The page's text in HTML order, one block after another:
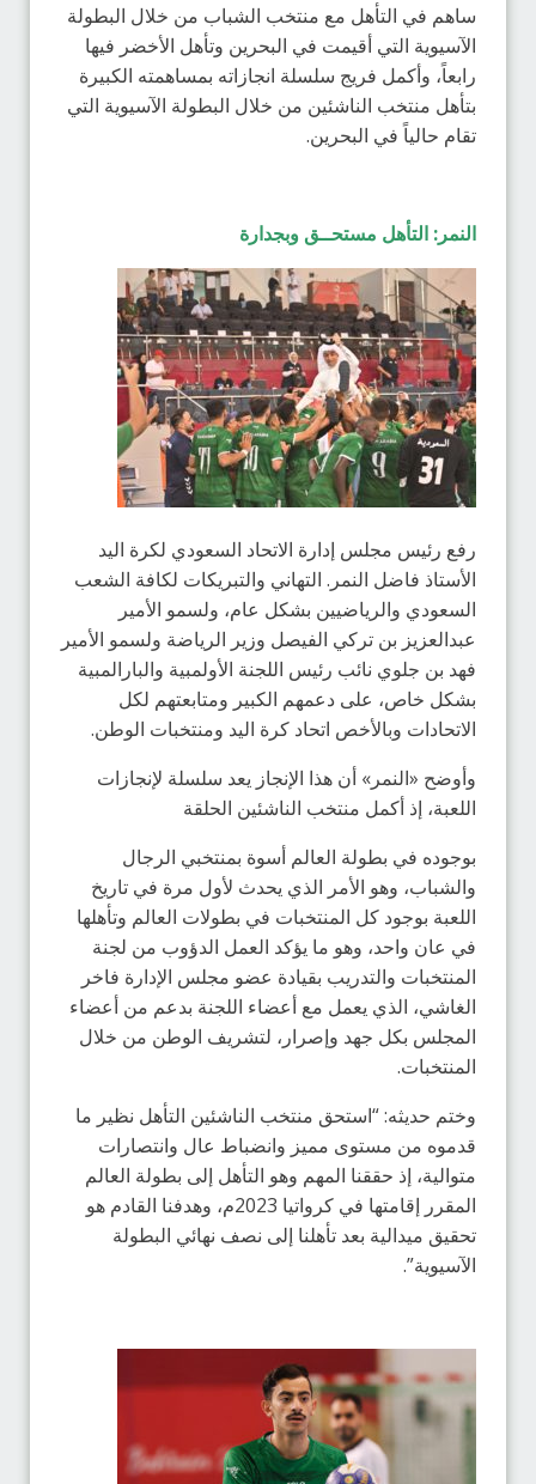
ساهم في التأهل مع منتخب الشباب من خلال البطولة
الآسيوية التي أقيمت في البحرين وتأهل الأخضر فيها
رابعاً، وأكمل فريج سلسلة انجازاته بمساهمته الكبيرة
بتأهل منتخب الناشئين من خلال البطولة الآسيوية التي
تقام حالياً في البحرين.
النمر: التأهل مستحــق وبجدارة
رفع رئيس مجلس إدارة الاتحاد السعودي لكرة اليد
الأستاذ فاضل النمر. التهاني والتبريكات لكافة الشعب
السعودي والرياضيين بشكل عام، ولسمو الأمير
عبدالعزيز بن تركي الفيصل وزير الرياضة ولسمو الأمير
فهد بن جلوي نائب رئيس اللجنة الأولمبية والبارالمبية
بشكل خاص، على دعمهم الكبير ومتابعتهم لكل
الاتحادات وبالأخص اتحاد كرة اليد ومنتخبات الوطن.
وأوضح «النمر» أن هذا الإنجاز يعد سلسلة لإنجازات
اللعبة، إذ أكمل منتخب الناشئين الحلقة
بوجوده في بطولة العالم أسوة بمنتخبي الرجال
والشباب، وهو الأمر الذي يحدث لأول مرة في تاريخ
اللعبة بوجود كل المنتخبات في بطولات العالم وتأهلها
في عان واحد، وهو ما يؤكد العمل الدؤوب من لجنة
المنتخبات والتدريب بقيادة عضو مجلس الإدارة فاخر
الغاشي، الذي يعمل مع أعضاء اللجنة بدعم من أعضاء
المجلس بكل جهد وإصرار، لتشريف الوطن من خلال
المنتخبات.
وختم حديثه: “استحق منتخب الناشئين التأهل نظير ما
قدموه من مستوى مميز وانضباط عال وانتصارات
متوالية، إذ حققنا المهم وهو التأهل إلى بطولة العالم
المقرر إقامتها في كرواتيا 2023م، وهدفنا القادم هو
تحقيق ميدالية بعد تأهلنا إلى نصف نهائي البطولة
الآسيوية”.